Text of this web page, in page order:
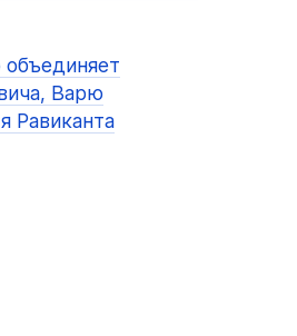
объединяет
Варю
Равиканта